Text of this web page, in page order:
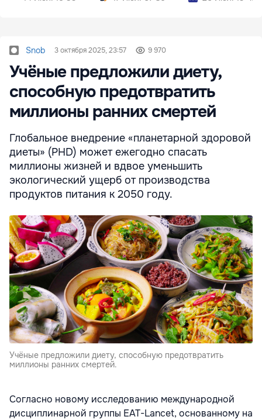
Snob 3 октября 2025, 23:57 9 970
Учёные предложили диету,
способную предотвратить
миллионы ранних смертей
Глобальное внедрение «планетарной здоровой
диеты» (PHD) может ежегодно спасать
миллионы жизней и вдвое уменьшить
экологический ущерб от производства
продуктов питания к 2050 году.
Учёные предложили диету, способную предотвратить
миллионы ранних смертей.
Согласно новому исследованию международной
дисциплинарной группы EAT-Lancet, основанному на